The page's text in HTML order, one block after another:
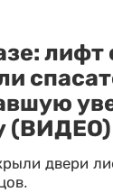
(ВИДЕО)
двери